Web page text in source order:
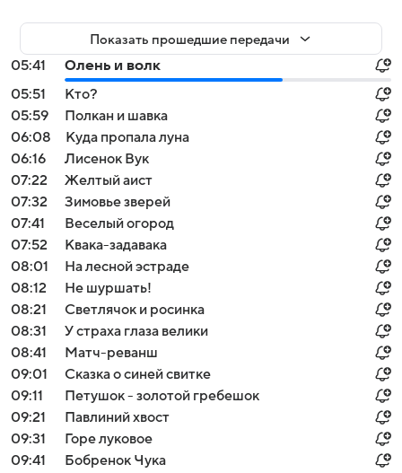
Показать прошедшие передачи
05:41
Олень и волк
05:51
Кто?
05:59
Пoлкaн и шaвкa
06:08
Куда пропала луна
06:16
Лисенок Вук
07:22
Желтый аист
07:32
Зимовье зверей
07:41
Веселый огород
07:52
Квака-задавака
08:01
На лесной эстраде
08:12
Не шуршать!
08:21
Светлячок и росинка
08:31
У страха глаза велики
08:41
Матч-реванш
09:01
Сказка о синей свитке
09:11
Петушок - золотой гребешок
09:21
Павлиний хвост
09:31
Горе луковое
09:41
Бобренок Чука